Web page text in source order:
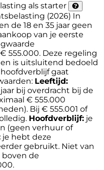
als starter
(2026) In
de 18 en 35 jaar geen
van je eerste
555.000. Deze regeling
is uitsluitend bedoeld
gaat
Leeftijd:
bij overdracht bij de
€ 555.000
Bij € 555.001 of
Hoofdverblijf: je
(geen verhuur of
je hebt deze
gebruikt. Niet van
boven de